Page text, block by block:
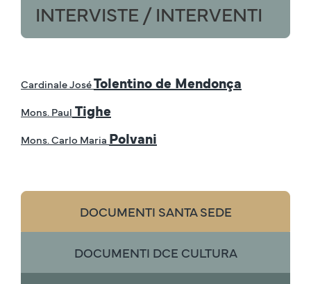
INTERVISTE / INTERVENTI
Cardinale JoséTolentino de Mendonça
Mons. Paul Tighe
Mons. Carlo Maria Polvani
DOCUMENTI SANTA SEDE
DOCUMENTI DCE CULTURA